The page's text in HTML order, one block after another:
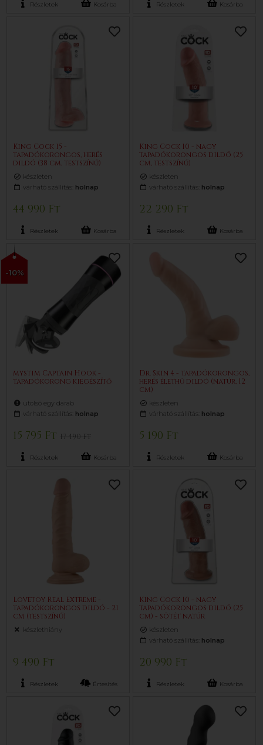
Részletek Kosárba Részletek Kosárba
King Cock 15 -
tapadókorongos, herés
dildó (38 cm, testszínű)
készleten
várható szállítás: holnap
44 990 Ft
Részletek Kosárba
King Cock 10 - nagy
tapadókorongos dildó (25
cm, testszínű)
készleten
várható szállítás: holnap
22 290 Ft
Részletek Kosárba
-10%
mystim Captain Hook -
tapadókorong kiegészítő
utolsó egy darab
várható szállítás: holnap
15 795 Ft17 490 Ft
Részletek Kosárba
Dr. Skin 4 - tapadókorongos,
herés élethű dildó (natúr, 12
cm)
készleten
várható szállítás: holnap
5 190 Ft
Részletek Kosárba
Lovetoy Real Extreme -
tapadókorongos dildó - 21
cm (testszínű)
készlethiány
9 490 Ft
Részletek Értesítés
King Cock 10 - nagy
tapadókorongos dildó (25
cm) - sötét natúr
készleten
várható szállítás: holnap
20 990 Ft
Részletek Kosárba